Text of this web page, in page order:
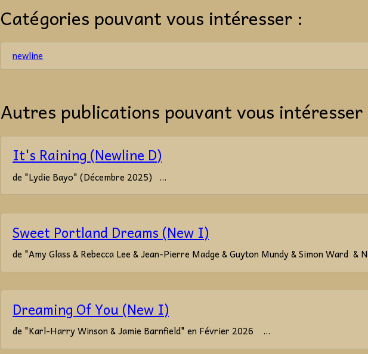
Catégories pouvant vous intéresser :
newline
Autres publications pouvant vous
It's Raining (Newline D)
de "Lydie Bayo" (Décembre 2025) ...
Sweet Portland Dreams (New I)
de "Amy Glass & Rebecca Lee & Jean-Pierre Madge & Guyton Mundy & Simon Ward
Dreaming Of You (New I)
de "Karl-Harry Winson & Jamie Barnfield" en Février 2026 ...